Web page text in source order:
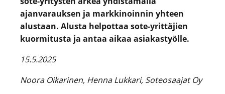
ajanvarauksen ja markkinoinnin yhteen
alustaan. Alusta helpottaa sote-yrittäjien
kuormitusta ja antaa aikaa asiakastyölle.
15.5.2025
Noora Oikarinen, Henna Lukkari, Soteosaajat Oy